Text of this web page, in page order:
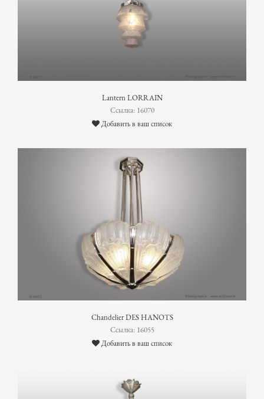
Lantern LORRAIN
Ссылка: 16070
Добавить в ваш список
Chandelier DES HANOTS
Ссылка: 16055
Добавить в ваш список